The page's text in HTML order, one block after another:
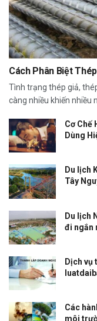
Cách Phân Biệt
Tình trạng thép giả,
càng nhiều khiến nhiều
Cơ Chế
Dùng
Du lịch
Tây
Du lịch
đi ngắn
Dịch vụ
Các
môi